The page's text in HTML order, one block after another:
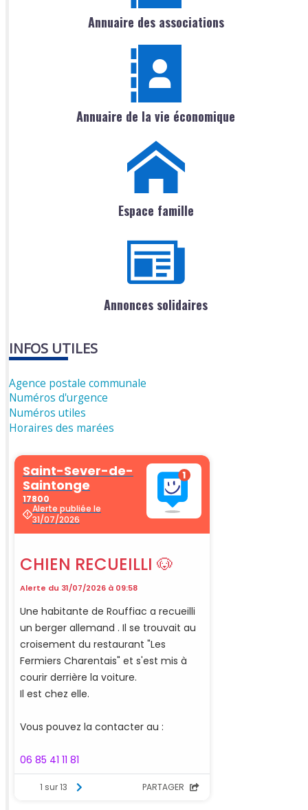
Annuaire des associations
Annuaire de la vie économique
Espace famille
Annonces solidaires
INFOS UTILES
Agence postale communale
Numéros d'urgence
Numéros utiles
Horaires des marées